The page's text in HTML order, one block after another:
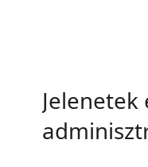
Jelenetek